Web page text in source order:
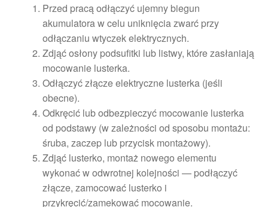
Przed pracą odłączyć ujemny biegun
akumulatora w celu uniknięcia zwarć przy
odłączaniu wtyczek elektrycznych.
Zdjąć osłony podsufitki lub listwy, które zasłaniają
mocowanie lusterka.
Odłączyć złącze elektryczne lusterka (jeśli
obecne).
Odkręcić lub odbezpieczyć mocowanie lusterka
od podstawy (w zależności od sposobu montażu:
śruba, zaczep lub przycisk montażowy).
Zdjąć lusterko, montaż nowego elementu
wykonać w odwrotnej kolejności — podłączyć
złącze, zamocować lusterko i
przykręcić/zamekować mocowanie.